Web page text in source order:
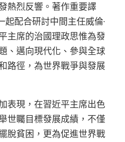
熱烈反響。著作重要譯
起配合研討中間主任威倫·
主席的治國理政思惟為發
、邁向現代化、參與全球
路徑，為世界戰爭與發展
表現，在習近平主席出色
世矚目標發展成績，不僅
脫貧困，更為促進世界戰